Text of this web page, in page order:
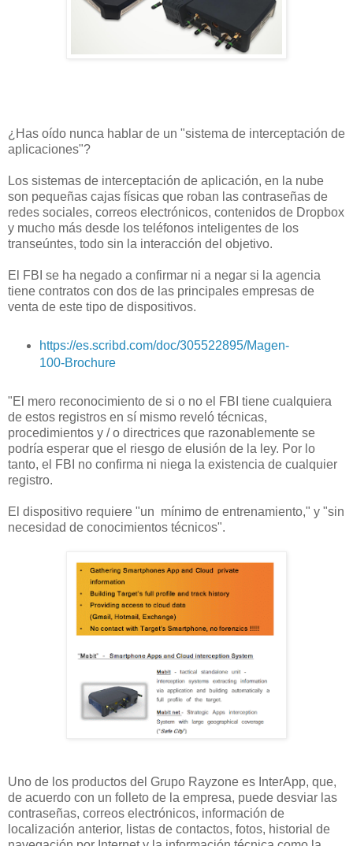
¿Has oído nunca hablar de un "sistema de interceptación de
aplicaciones"?
Los sistemas de interceptación de aplicación, en la nube
son pequeñas cajas físicas que roban las contraseñas de
redes sociales, correos electrónicos, contenidos de Dropbox
y mucho más desde los teléfonos inteligentes de los
transeúntes, todo sin la interacción del objetivo.
El FBI se ha negado a confirmar ni a negar si la agencia
tiene contratos con dos de las principales empresas de
venta de este tipo de dispositivos.
https://es.scribd.com/doc/305522895/Magen-
100-Brochure
"El mero reconocimiento de si o no el FBI tiene cualquiera
de estos registros en sí mismo reveló técnicas,
procedimientos y / o directrices que razonablemente se
podría esperar que el riesgo de elusión de la ley. Por lo
tanto, el FBI no confirma ni niega la existencia de cualquier
registro.
El dispositivo requiere "un mínimo de entrenamiento," y "sin
necesidad de conocimientos técnicos".
Uno de los productos del Grupo Rayzone es InterApp, que,
de acuerdo con un folleto de la empresa, puede desviar las
contraseñas, correos electrónicos, información de
localización anterior, listas de contactos, fotos, historial de